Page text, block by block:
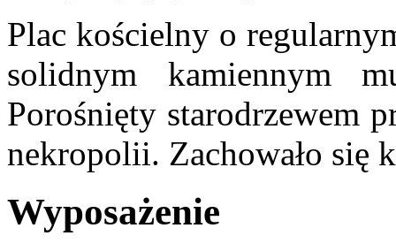
Plac kościelny o
solidnym kamiennym
Porośnięty starodrzewem
nekropolii. Zachowało się
Wyposażenie